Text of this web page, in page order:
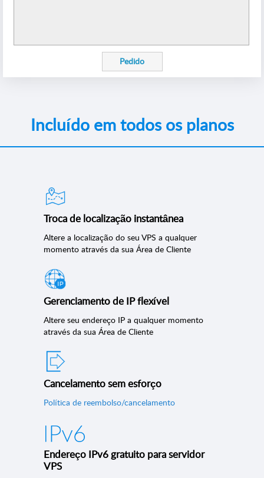
Pedido
Incluído em todos os planos
Troca de localização instantânea
Altere a localização do seu VPS a qualquer
momento através da sua Área de Cliente
Gerenciamento de IP flexível
Altere seu endereço IP a qualquer momento
através da sua Área de Cliente
Cancelamento sem esforço
Política de reembolso/cancelamento
Endereço IPv6 gratuito para servidor
VPS